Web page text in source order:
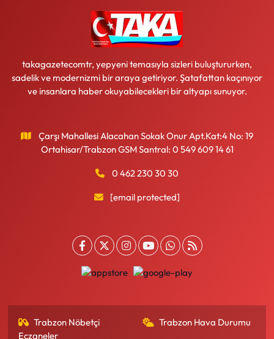
takagazetecomtr, yepyeni temasıyla sizleri buluştururken,
sadelik ve modernizmi bir araya getiriyor. Şatafattan kaçınıyor
ve insanlara haber okuyabilecekleri bir altyapı sunuyor.
Çarşı Mahallesi Alacahan Sokak Onur Apt.Kat:4 No: 19
Ortahisar/Trabzon GSM Santral: 0 549 609 14 61
0 462 230 30 30
[email protected]
Trabzon Nöbetçi
Eczaneler
Trabzon Hava Durumu